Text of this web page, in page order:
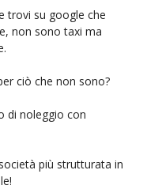
trovi su google che
non sono taxi ma
ciò che non sono?
di noleggio con
più strutturata in